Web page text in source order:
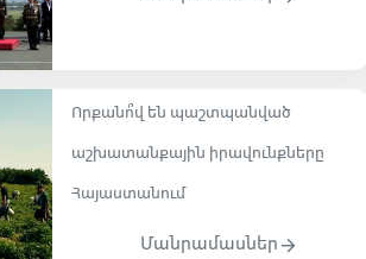
Որքանո՞վ են պաշտպանված
աշխատանքային իրավունքները
Հայաստանում
Մանրամասներ